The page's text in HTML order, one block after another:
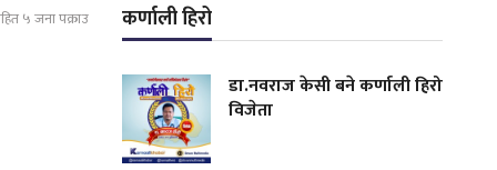
५ जना पक्राउ कर्णाली हिरो
डा.नवराज केसी बने कर्णाली हिरो
विजेता